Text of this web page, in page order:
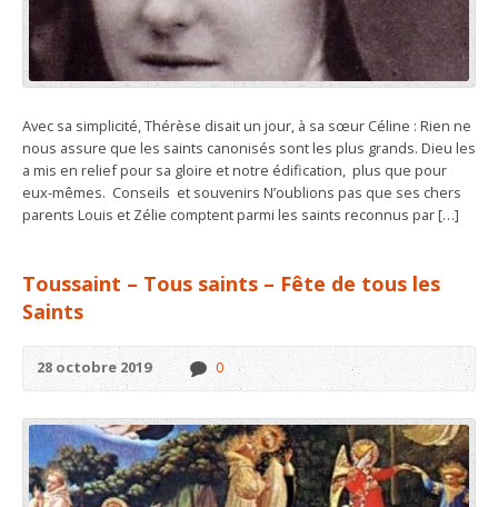
Avec sa simplicité, Thérèse disait un jour, à sa sœur Céline : Rien ne
nous assure que les saints canonisés sont les plus grands. Dieu les
a mis en relief pour sa gloire et notre édification, plus que pour
eux-mêmes. Conseils et souvenirs N’oublions pas que ses chers
parents Louis et Zélie comptent parmi les saints reconnus par […]
Toussaint – Tous saints – Fête de tous les
Saints
28 octobre 2019 0